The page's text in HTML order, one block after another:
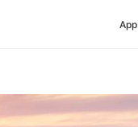
App